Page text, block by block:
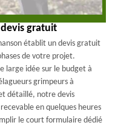
gratuit
établit un devis gratuit
de votre projet.
large idée sur le budget à
grimpeurs à
détaillé, notre devis
en quelques heures
le court formulaire dédié